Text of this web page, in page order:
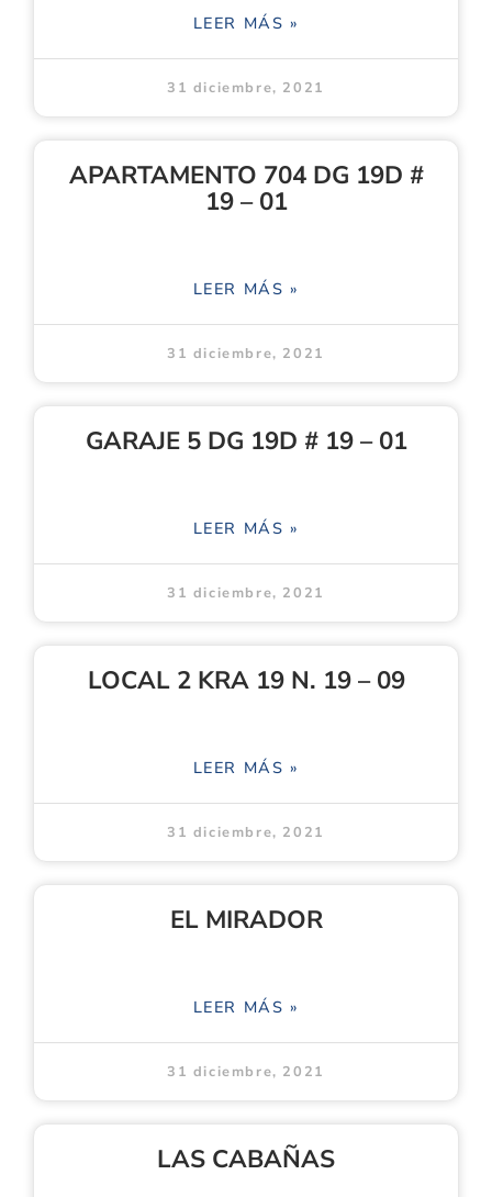
LEER MÁS »
31 diciembre, 2021
APARTAMENTO 704 DG 19D #
19 – 01
LEER MÁS »
31 diciembre, 2021
GARAJE 5 DG 19D # 19 – 01
LEER MÁS »
31 diciembre, 2021
LOCAL 2 KRA 19 N. 19 – 09
LEER MÁS »
31 diciembre, 2021
EL MIRADOR
LEER MÁS »
31 diciembre, 2021
LAS CABAÑAS